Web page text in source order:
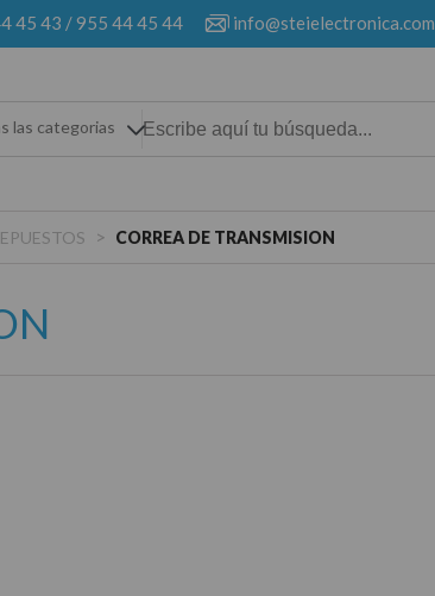
45 43 /955 44 45 44 info@steielectronica.com
las categorias
> CORREA DE TRANSMISION